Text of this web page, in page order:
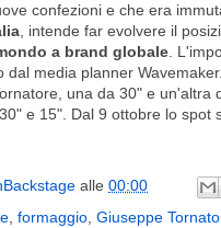
confezioni e che era
, intende far evolvere il
a brand globale.
media planner
una da 30" e un'altra
e 15". Dal 9 ottobre lo spot
alle 00:00
, formaggio, Giuseppe